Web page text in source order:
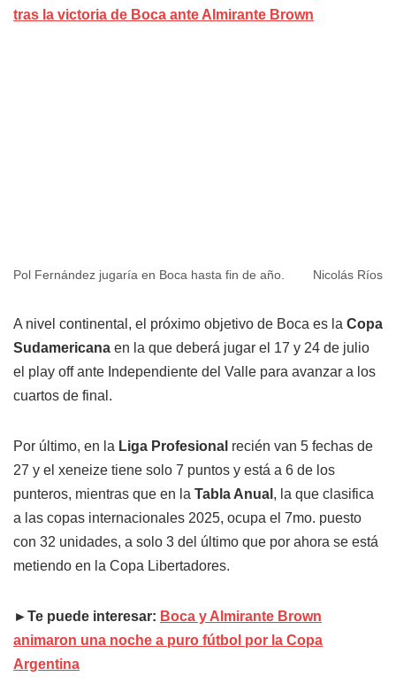
tras la victoria de Boca ante Almirante Brown
Pol Fernández jugaría en Boca hasta fin de año. Nicolás Ríos
A nivel continental, el próximo objetivo de Boca es la Copa
Sudamericana en la que deberá jugar el 17 y 24 de julio
el play off ante Independiente del Valle para avanzar a los
cuartos de final.
Por último, en la Liga Profesional recién van 5 fechas de
27 y el xeneize tiene solo 7 puntos y está a 6 de los
punteros, mientras que en la Tabla Anual , la que clasifica
a las copas internacionales 2025, ocupa el 7mo. puesto
con 32 unidades, a solo 3 del último que por ahora se está
metiendo en la Copa Libertadores.
►Te puede interesar: Boca y Almirante Brown
animaron una noche a puro fútbol por la Copa
Argentina